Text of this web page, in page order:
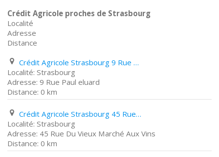
Crédit Agricole proches de Strasbourg
Localité
Adresse
Distance
Crédit Agricole Strasbourg 9 Rue Paul eluard
Strasbourg
9 Rue Paul eluard
0 km
Crédit Agricole Strasbourg 45 Rue Du Vieux Marché Aux Vins
Strasbourg
45 Rue Du Vieux Marché Aux Vins
0 km